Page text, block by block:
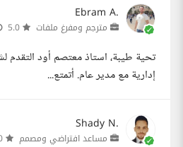
Ebram A.
مترجم ومفرغ ملفات
تحية طيبة، استاذ معتصم أود التقدم
إدارية مع مدير عام. أتمتع...
Shady N.
مساعد افتراضي ومصمم